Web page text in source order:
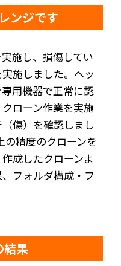
ンジです
施し、損傷してい
施しました。ヘッ
用機器で正常に認
ローン作業を実施
傷）を確認しまし
の精度のクローンを
成したクローンよ
フォルダ構成・フ
結果